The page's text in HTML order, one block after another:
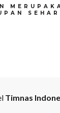
Timnas